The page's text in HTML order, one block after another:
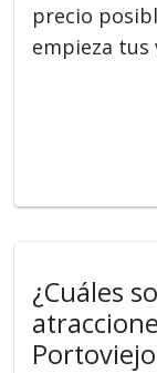
precio
empieza tus
¿Cuáles